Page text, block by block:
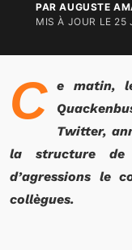
PAR AUGUSTE
MIS À JOUR LE 25
C
e matin,
Twitter,
la structure de
d’agressions le
collègues.